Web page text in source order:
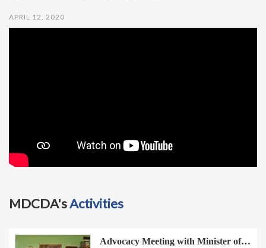
APRIL 12, 2020
MDCDA'sActivities
Advocacy Meeting with Minister of…